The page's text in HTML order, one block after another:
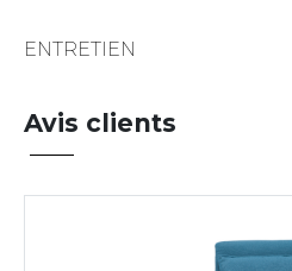
ENTRETIEN
Avis clients